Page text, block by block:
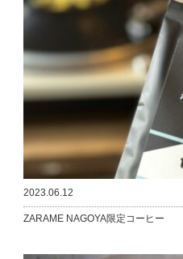
2023.06.12
ZARAME NAGOYA限定コーヒー